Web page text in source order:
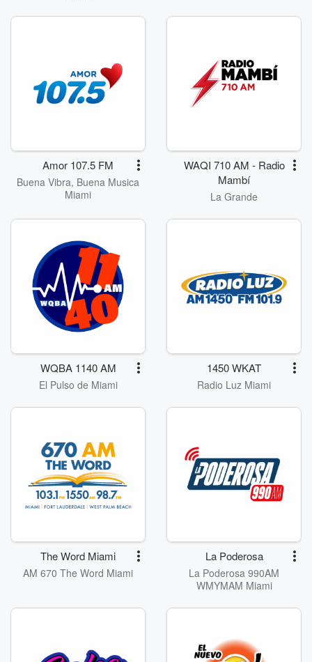
Amor 107.5 FM
Buena Vibra, Buena Musica
Miami
WAQI 710 AM - Radio
Mambí
La Grande
WQBA 1140 AM
El Pulso de Miami
1450 WKAT
Radio Luz Miami
The Word Miami
AM 670 The Word Miami
La Poderosa
La Poderosa 990AM
WMYMAM Miami